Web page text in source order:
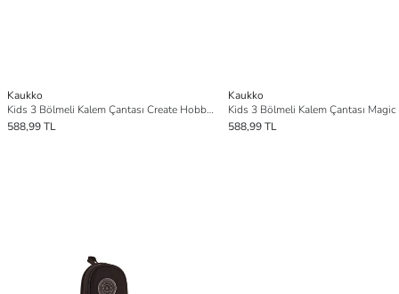
Kaukko
Kids 3 Bölmeli Kalem Çantası Create Hobby L8238
588,99 TL
Kaukko
588,99 TL